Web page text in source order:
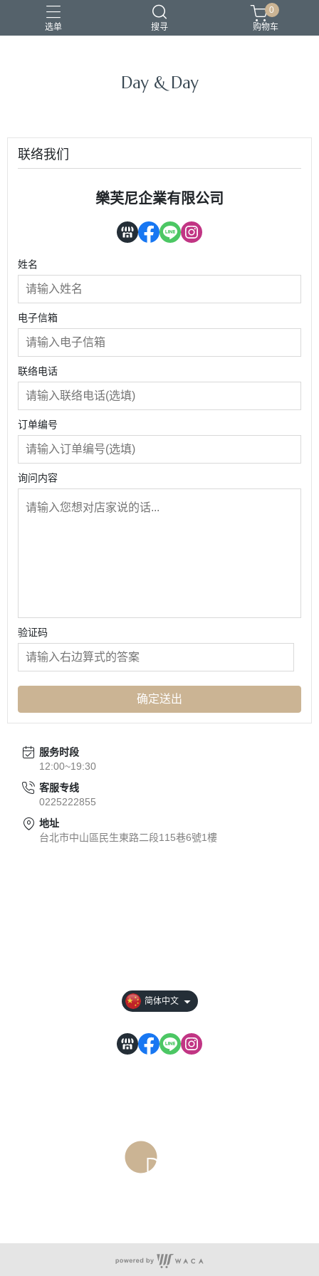
选单 搜寻
0
购物车
Day & Day
联络我们
樂芙尼企業有限公司
姓名
电子信箱
联络电话
订单编号
询问内容
验证码
确定送出
服务时段
12:00~19:30
客服专线
0225222855
地址
台北市中山區民生東路二段115巷6號1樓
简体中文